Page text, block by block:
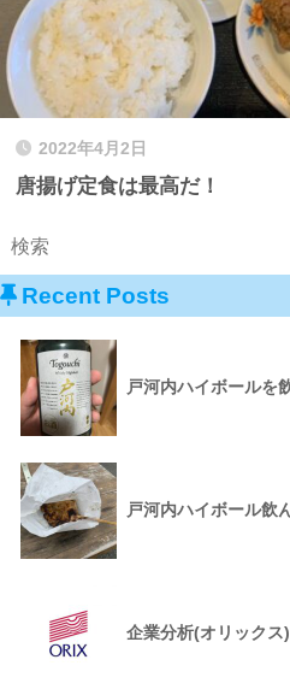
2022年4月2日
唐揚げ定食は最高だ！
Recent Posts
戸河内ハイボールを
戸河内ハイボール飲
企業分析(オリックス)